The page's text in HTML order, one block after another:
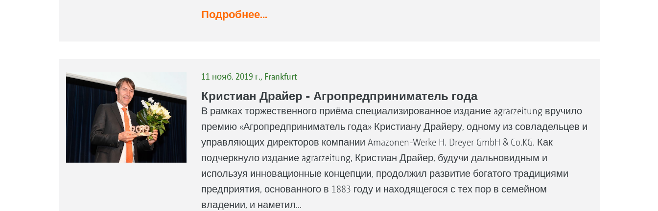
Подробнее...
11 нояб. 2019 г., Frankfurt
Кристиан Драйер - Агропредприниматель года
В рамках торжественного приёма специализированное издание agrarzeitung вручило
премию «Агропредприниматель года» Кристиану Драйеру, одному из совладельцев и
управляющих директоров компании Amazonen-Werke H. Dreyer GmbH & Co.KG. Как
подчеркнуло издание agrarzeitung, Кристиан Драйер, будучи дальновидным и
используя инновационные концепции, продолжил развитие богатого традициями
предприятия, основанного в 1883 году и находящегося с тех пор в семейном
владении, и наметил...